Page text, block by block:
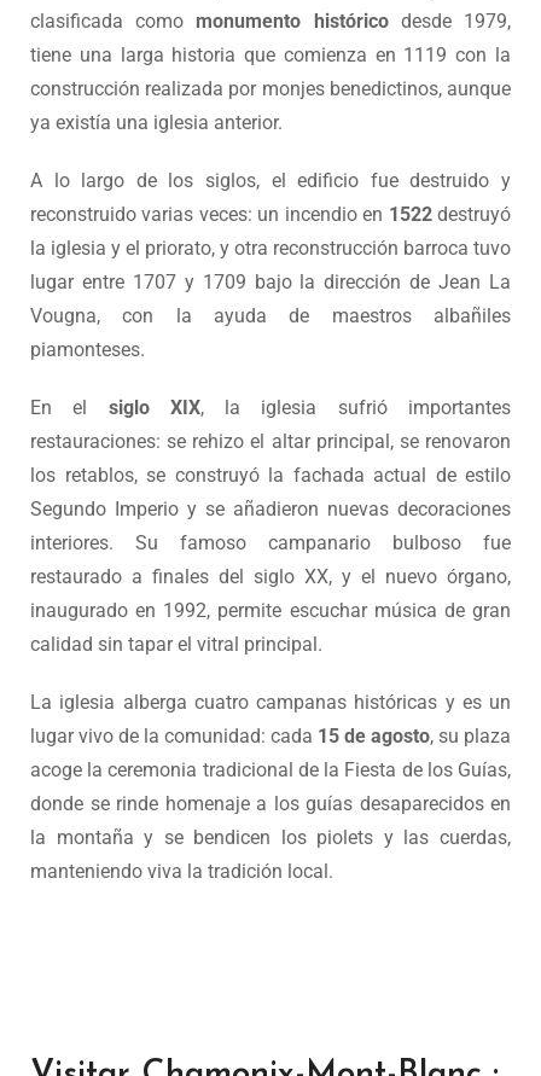
clasificada como monumento históricodesde 1979,
tiene una larga historia que comienza en 1119 con la
construcción realizada por monjes benedictinos, aunque
ya existía una iglesia anterior.
A lo largo de los siglos, el edificio fue destruido y
reconstruido varias veces: un incendio en 1522destruyó
la iglesia y el priorato, y otra reconstrucción barroca tuvo
lugar entre 1707 y 1709 bajo la dirección de Jean La
Vougna, con la ayuda de maestros albañiles
piamonteses.
En el siglo XIX, la iglesia sufrió importantes
restauraciones: se rehizo el altar principal, se renovaron
los retablos, se construyó la fachada actual de estilo
Segundo Imperio y se añadieron nuevas decoraciones
interiores. Su famoso campanario bulboso fue
restaurado a finales del siglo XX, y el nuevo órgano,
inaugurado en 1992, permite escuchar música de gran
calidad sin tapar el vitral principal.
La iglesia alberga cuatro campanas históricas y es un
lugar vivo de la comunidad: cada 15 de agosto, su plaza
acoge la ceremonia tradicional de la Fiesta de los Guías,
donde se rinde homenaje a los guías desaparecidos en
la montaña y se bendicen los piolets y las cuerdas,
manteniendo viva la tradición local.